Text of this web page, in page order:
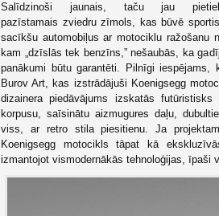
Salīdzinoši jaunais, taču jau
pazīstamais zviedru zīmols, kas būvē
sacīkšu automobiļus ar motociklu ražošanu
kam „dzīslās tek benzīns,” nešaubās, ka
panākumi būtu garantēti. Pilnīgi
Burov Art, kas izstrādājuši Koenigsegg
dizainera piedāvājums izskatās
korpusu, saīsinātu aizmugures daļu,
viss, ar retro stila piesitienu. Ja
Koenigsegg motocikls tāpat kā
izmantojot vismodernākās tehnoloģijas, īpaši